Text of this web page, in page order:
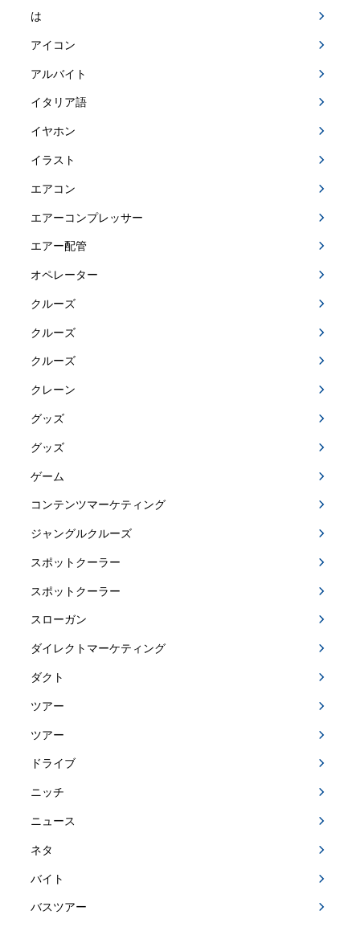
は
アイコン
アルバイト
イタリア語
イヤホン
イラスト
エアコン
エアーコンプレッサー
エアー配管
オペレーター
クルーズ
クルーズ
クルーズ
クレーン
グッズ
グッズ
ゲーム
コンテンツマーケティング
ジャングルクルーズ
スポットクーラー
スポットクーラー
スローガン
ダイレクトマーケティング
ダクト
ツアー
ツアー
ドライブ
ニッチ
ニュース
ネタ
バイト
バスツアー